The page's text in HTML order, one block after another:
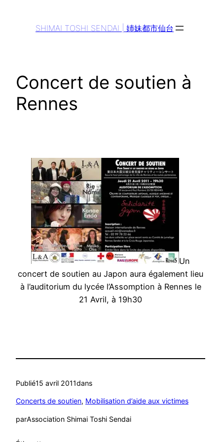
SHIMAI TOSHI SENDAI | 姉妹都市仙台
Concert de soutien à
Rennes
Un
concert de soutien au Japon aura également lieu
à l’auditorium du lycée l’Assomption à Rennes le
21 Avril, à 19h30
Publié15 avril 2011dans
Concerts de soutien, Mobilisation d’aide aux victimes
parAssociation Shimai Toshi Sendai